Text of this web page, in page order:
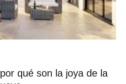
qué son la joya de la